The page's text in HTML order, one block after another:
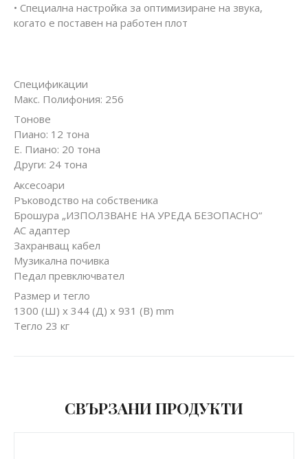
• Специална настройка за оптимизиране на звука,
когато е поставен на работен плот
Спецификации
Макс. Полифония: 256
Тонове
Пиано: 12 тона
Е. Пиано: 20 тона
Други: 24 тона
Аксесоари
Ръководство на собственика
Брошура „ИЗПОЛЗВАНЕ НА УРЕДА БЕЗОПАСНО“
AC адаптер
Захранващ кабел
Музикална почивка
Педал превключвател
Размер и тегло
1300 (Ш) x 344 (Д) x 931 (В) mm
Тегло 23 кг
СВЪРЗАНИ ПРОДУКТИ